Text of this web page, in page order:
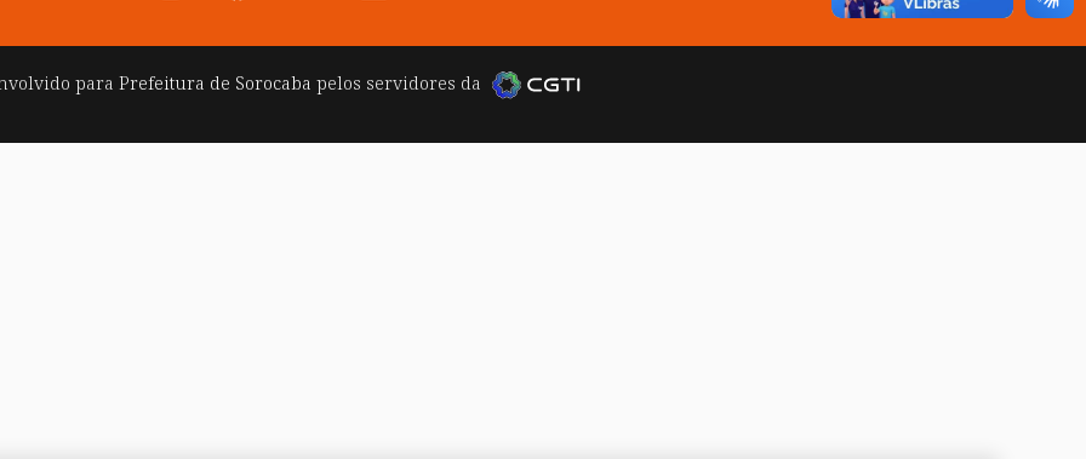
paraPrefeitura de Sorocaba pelos servidores da